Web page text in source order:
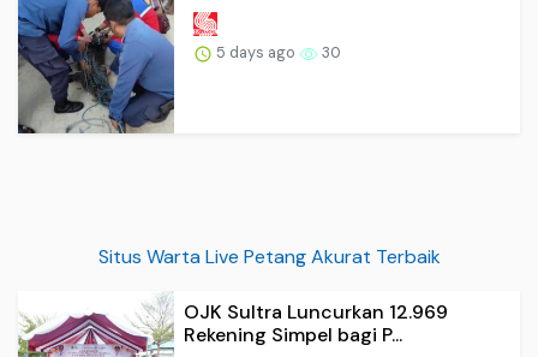
5 days ago 30
Situs Warta Live Petang Akurat Terbaik
OJK Sultra Luncurkan 12.969
Rekening Simpel bagi P...